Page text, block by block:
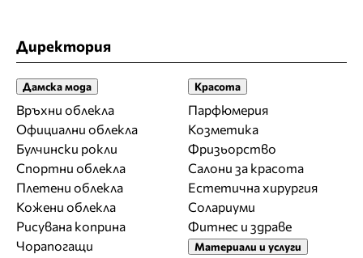
Директория
Дамска мода
Връхни облекла
Официални облекла
Булчински рокли
Спортни облекла
Плетени облекла
Кожени облекла
Рисувана коприна
Чорапогащи
Красота
Парфюмерия
Козметика
Фризьорство
Салони за красота
Естетична хирургия
Солариуми
Фитнес и здраве
Материали и услуги